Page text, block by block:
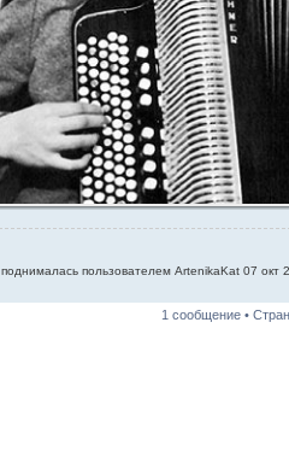
пользователем ArtenikaKat 07 окт
1 сообщение •